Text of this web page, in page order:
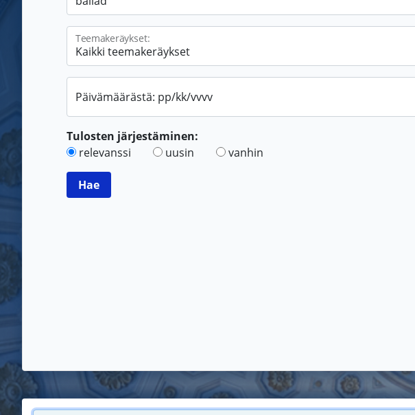
Teemakeräykset:
Päivämäärästä: pp/kk/vvvv
Tulosten järjestäminen:
relevanssi
uusin vanhin